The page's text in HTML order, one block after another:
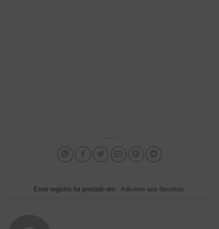
Esse registro foi postado em . Adicione aos favoritos